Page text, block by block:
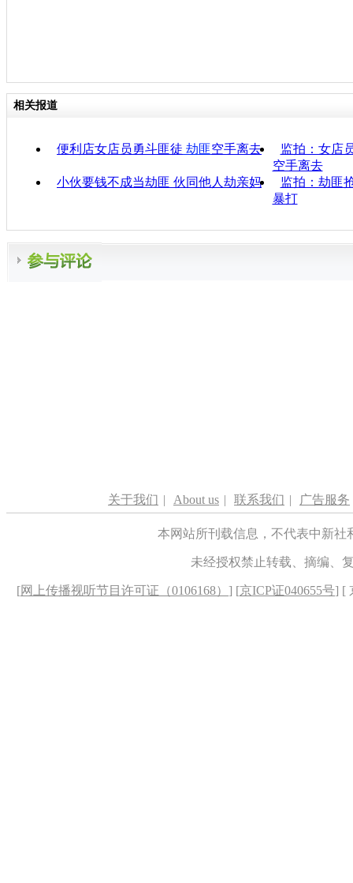
相关报道
便利店女店员勇斗匪徒 劫匪空手离去
监拍：女店
空手离去
小伙要钱不成当劫匪 伙同他人劫亲妈
监拍：劫匪
暴打
关于我们 | About us | 联系我们 | 广告服务
本网站所刊载信息，不代表中新
未经授权禁止转载、摘编、
[网上传播视听节目许可证（0106168） ] [京ICP证040655号] [